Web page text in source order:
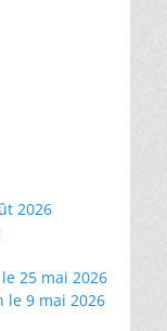
2026
25 mai 2026
le 9 mai 2026